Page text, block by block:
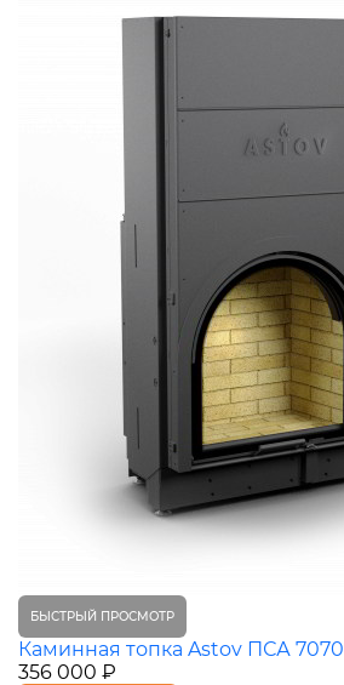
БЫСТРЫЙ ПРОСМОТР
Каминная топка Astov ПСА 7070
356 000 ₽